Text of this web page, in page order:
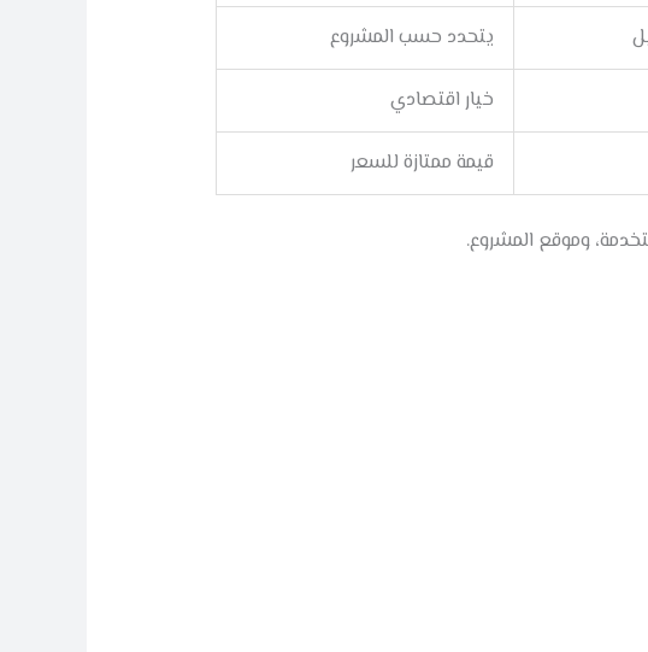
يتحدد حسب المشروع
خيار اقتصادي
قيمة ممتازة للسعر
وموقع المشروع.